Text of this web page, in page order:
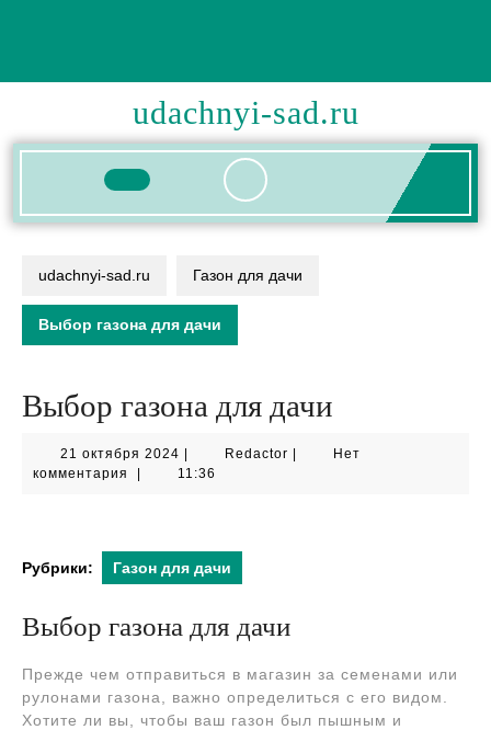
udachnyi-sad.ru
Кнопка
udachnyi-sad.ru Газон для дачи
Выбор газона для дачи
Выбор газона для дачи
21 октября 2024 21
октября
RedactorRedactor
Нет
комментария
11:36
Рубрики: Газон для дачи
Выбор газона для дачи
Прежде чем отправиться в магазин за семенами или
рулонами газона, важно определиться с его видом.
Хотите ли вы, чтобы ваш газон был пышным и